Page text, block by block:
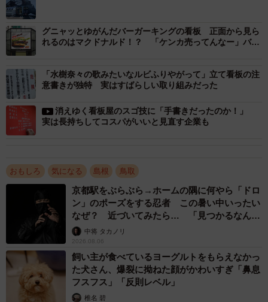
岸社長は、鳥取県伯耆町出身。酒の問屋に就職し、酒屋
のコンサルタント業務の仕事をしていた。自分の受け持っ
た酒屋が業績を伸ばしていくのを見て、独立して酒屋経営
を始めたいと考え、１９９５年に第１号店を出店した。店
の名前は、カタカナ３文字にすると決めていた。「商標
権」の兼ね合いからオリジナルの名前は制約が多く、一般
名詞から「ゴリラ」を選んだという。
グニャッとゆがんだバーガーキングの看板 正面から見ら
れるのはマクドナルド！？ 「ケンカ売ってんなー」バー
「水樹奈々の歌みたいなルビふりやがって」立て看板の注
意書きが独特 実はすばらしい取り組みだった
消えゆく看板屋のスゴ技に「手書きだったのか！」
実は長持ちしてコスパがいいと見直す企業も
おもしろ 気になる 島根 鳥取
京都駅をぶらぶら→ホームの隅に何やら「ドロ
ン」のポーズをする忍者 この暑い中いったい
なぜ？ 近づいてみたら… 「見つかるなんて
未熟」中将 タカノリ
2026.08.06
飼い主が食べているヨーグルトをもらえなかっ
た犬さん、爆裂に拗ねた顔がかわいすぎ「鼻息
フスフス」「反則レベル」
椎名 碧